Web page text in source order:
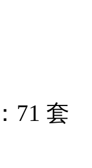
71 套